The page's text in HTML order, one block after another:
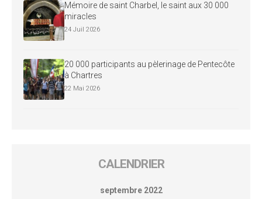
Mémoire de saint Charbel, le saint aux 30 000
miracles
24 Juil 2026
20 000 participants au pèlerinage de Pentecôte
à Chartres
22 Mai 2026
CALENDRIER
septembre 2022